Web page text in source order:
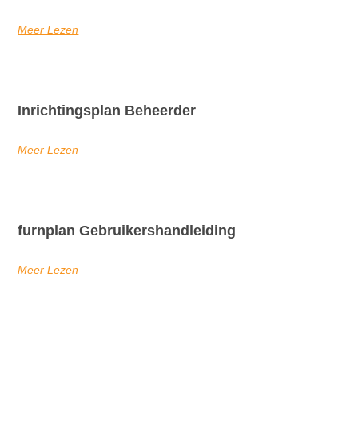
Meer Lezen
Inrichtingsplan Beheerder
Meer Lezen
furnplan Gebruikershandleiding
Meer Lezen